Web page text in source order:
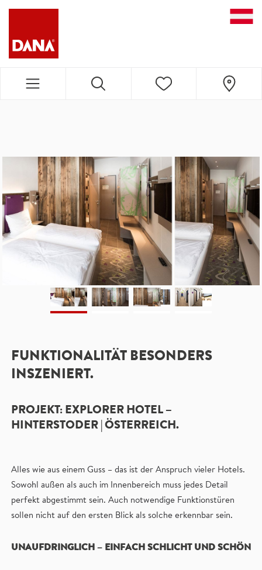
DANA NAVIGATION
FUNKTIONALITÄT BESONDERS
INSZENIERT.
PROJEKT: EXPLORER HOTEL –
HINTERSTODER | ÖSTERREICH.
Alles wie aus einem Guss – das ist der Anspruch vieler Hotels.
Sowohl außen als auch im Innenbereich muss jedes Detail
perfekt abgestimmt sein. Auch notwendige Funktionstüren
sollen nicht auf den ersten Blick als solche erkennbar sein.
UNAUFDRINGLICH – EINFACH SCHLICHT UND SCHÖN